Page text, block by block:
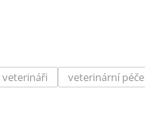
veterináři veterinární péče